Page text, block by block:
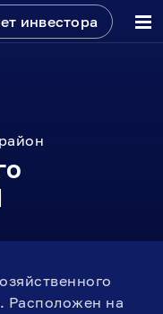
инвестора
Расположен на